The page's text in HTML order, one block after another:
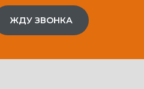
ЖДУ ЗВОНКА